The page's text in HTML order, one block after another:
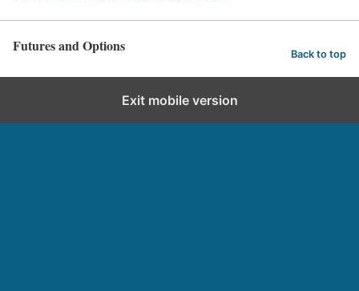
Futures and Options Back to top
Exit mobile version